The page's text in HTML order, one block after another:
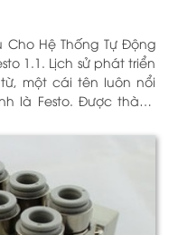
Cho Hệ Thống Tự Động
là Festo. Được thành